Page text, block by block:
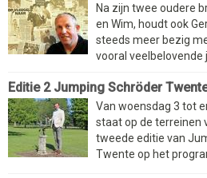
Na zijn twee oudere
en Wim, houdt ook
steeds meer bezig
vooral veelbelovende
Editie 2 Jumping Schröder
Van woensdag 3 tot
staat op de terreinen
tweede editie van
Twente op het